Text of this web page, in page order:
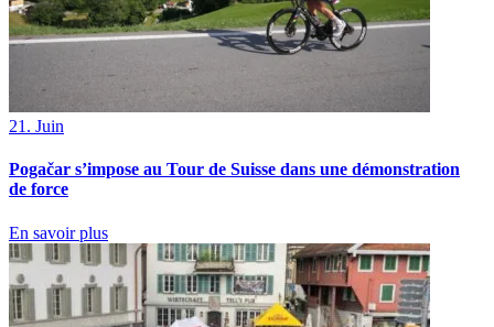
21. Juin
Pogačar s’impose au Tour de Suisse dans une démonstration
de force
En savoir plus